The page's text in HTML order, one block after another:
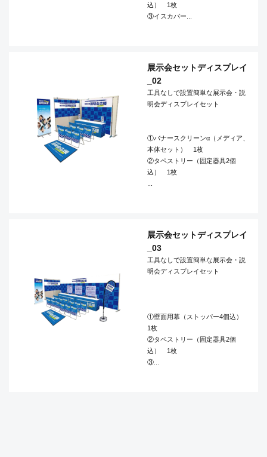
込） 1枚
③イスカバー...
展示会セットディスプレイ
_02
工具なしで設置簡単な展示会・説
明会ディスプレイセット
①バナースクリーンα（メディア、
本体セット） 1枚
②タペストリー（固定器具2個
込） 1枚
展示会セットディスプレイ
_03
工具なしで設置簡単な展示会・説
明会ディスプレイセット
①壁面用幕（ストッパー4個込）
1枚
②タペストリー（固定器具2個
込） 1枚
③...